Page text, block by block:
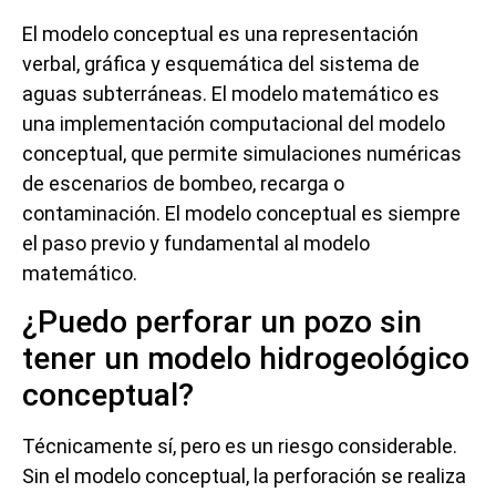
El modelo conceptual es una representación
verbal, gráfica y esquemática del sistema de
aguas subterráneas. El modelo matemático es
una implementación computacional del modelo
conceptual, que permite simulaciones numéricas
de escenarios de bombeo, recarga o
contaminación. El modelo conceptual es siempre
el paso previo y fundamental al modelo
matemático.
¿Puedo perforar un pozo sin
tener un modelo hidrogeológico
conceptual?
Técnicamente sí, pero es un riesgo considerable.
Sin el modelo conceptual, la perforación se realiza